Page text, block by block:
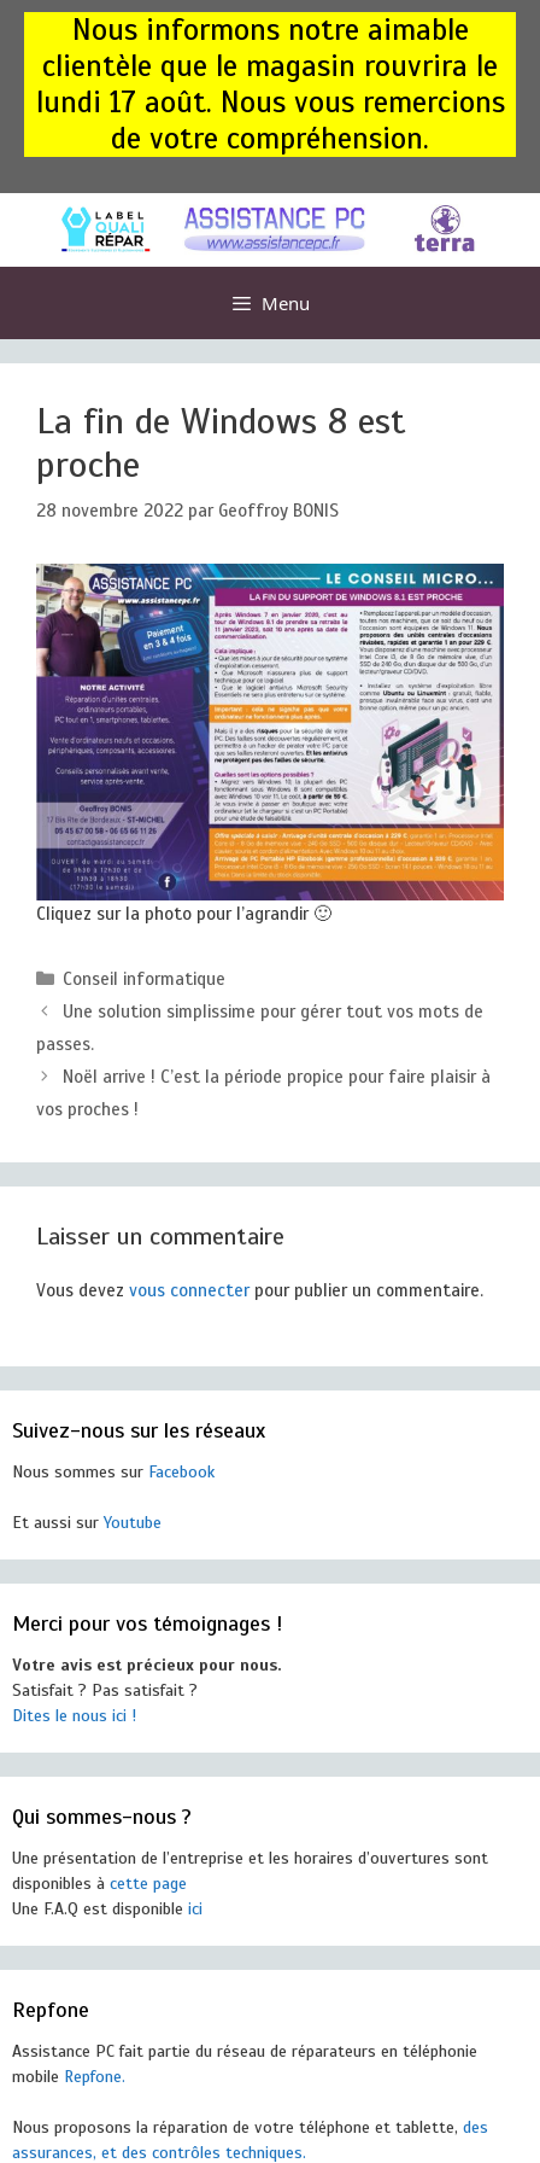
Aller
contenu
Nous informons notre aimable
clientèle que le magasin rouvrira le
lundi 17 août. Nous vous remercions
de votre compréhension.
Menu
La fin de Windows 8 est
proche
28 novembre 2022 par Geoffroy BONIS
Cliquez sur la photo pour l’agrandir 🙂
Catégories
Conseil informatique
Une solution simplissime pour gérer tout vos mots de
passes.
Noël arrive ! C’est la période propice pour faire plaisir à
vos proches !
Laisser un commentaire
Vous devez vous connecterpour publier un commentaire.
Suivez-nous sur les réseaux
Nous sommes sur Facebook
Et aussi surYoutube
Merci pour vos témoignages !
Votre avis est précieux pour nous.
Satisfait ? Pas satisfait ?
Dites le nous ici !
Qui sommes-nous ?
Une présentation de l’entreprise et les horaires d’ouvertures sont
disponibles à cette page
Une F.A.Q est disponible ici
Repfone
Assistance PC fait partie du réseau de réparateurs en téléphonie
mobile Repfone.
Nous proposons la réparation de votre téléphone et tablette, des
assurances, et des contrôles techniques.